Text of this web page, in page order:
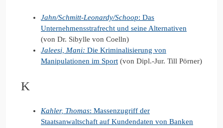
Jahn/Schmitt-Leonardy/Schoop: Das
Unternehmensstrafrecht und seine Alternativen
(von Dr. Sibylle von Coelln)
Jaleesi, Mani: Die Kriminalisierung von
Manipulationen im Sport (von Dipl.-Jur. Till Pörner)
K
Kahler, Thomas: Massenzugriff der
Staatsanwaltschaft auf Kundendaten von Banken